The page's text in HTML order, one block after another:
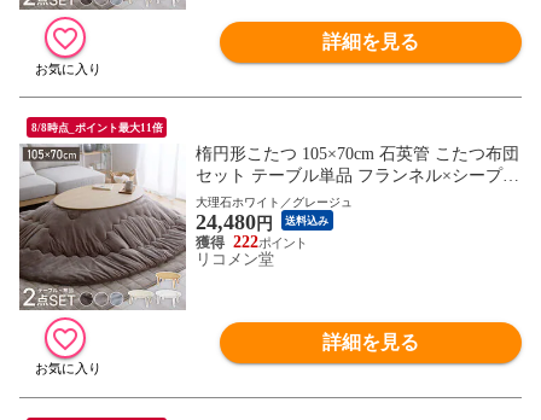
詳細を見る
8/8時点_ポイント最大11倍
楕円形こたつ 105×70cm 石英管 こたつ布団
セット テーブル単品 フランネル×シープボ
ア こたつテーブル 楕円形 こたつ テーブル
ヴィンテージ こたつ 掛け布団 センターテ
ーブル【送料無料】
大理石ホワイト／グレージュ
24,480円 送料込み
222
リコメン堂
詳細を見る